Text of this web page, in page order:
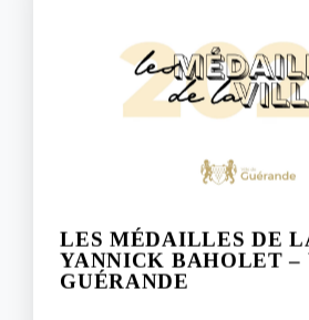
LES MÉDAILLES DE
YANNICK BAHOLET
GUÉRANDE